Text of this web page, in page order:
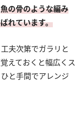
魚の骨のような編み
れています。
夫次第でガラリと
えておくと幅広くス
と手間でアレンジ